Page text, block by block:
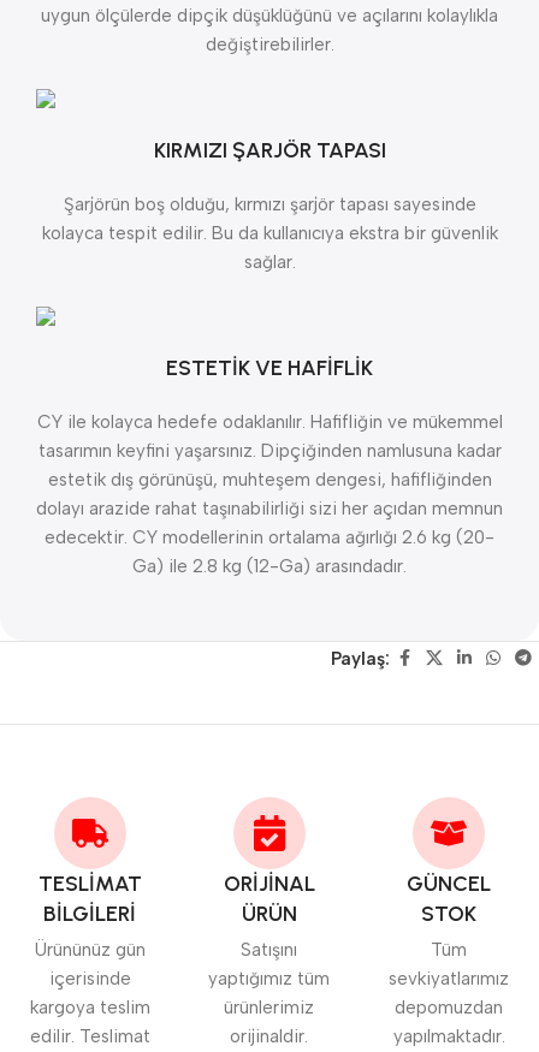
uygun ölçülerde dipçik düşüklüğünü ve açılarını kolaylıkla
değiştirebilirler.
KIRMIZI ŞARJÖR TAPASI
Şarjörün boş olduğu, kırmızı şarjör tapası sayesinde
kolayca tespit edilir. Bu da kullanıcıya ekstra bir güvenlik
sağlar.
ESTETİK VE HAFİFLİK
CY ile kolayca hedefe odaklanılır. Hafifliğin ve mükemmel
tasarımın keyfini yaşarsınız. Dipçiğinden namlusuna kadar
estetik dış görünüşü, muhteşem dengesi, hafifliğinden
dolayı arazide rahat taşınabilirliği sizi her açıdan memnun
edecektir. CY modellerinin ortalama ağırlığı 2.6 kg (20-
Ga) ile 2.8 kg (12-Ga) arasındadır.
Paylaş:
TESLİMAT
BİLGİLERİ
Ürününüz gün
içerisinde
kargoya teslim
edilir. Teslimat
ORİJİNAL
ÜRÜN
Satışını
yaptığımız tüm
ürünlerimiz
orijinaldir.
GÜNCEL
STOK
Tüm
sevkiyatlarımız
depomuzdan
yapılmaktadır.